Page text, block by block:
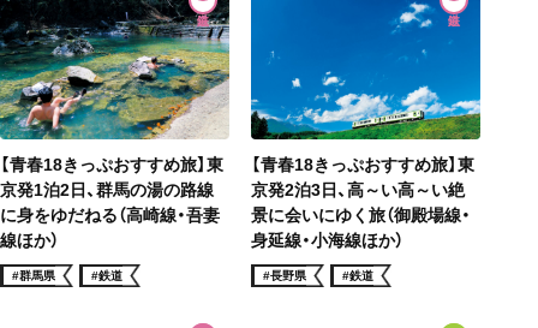
【青春18きっぷおすすめ旅】東
京発1泊2日、群馬の湯の路線
に身をゆだねる（高崎線・吾妻
線ほか）
#群馬県 #鉄道
【青春18きっぷおすすめ旅】東
京発2泊3日、高～い高～い絶
景に会いにゆく旅（御殿場線・
身延線・小海線ほか）
#長野県 #鉄道